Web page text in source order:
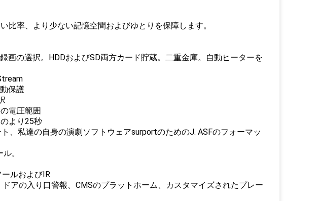
比率、より少ない記憶空間およびゆとりを保障します。
画の選択。HDDおよびSD両方カード貯蔵。二重金庫。自動ヒーターを
保護
電圧範囲
より25秒
、私達の自身の演劇ソフトウェアsurportのためのJ. ASFのフォーマッ
。
ルおよびIR
アの入り口警報、CMSのプラットホーム、カスタマイズされたプレー